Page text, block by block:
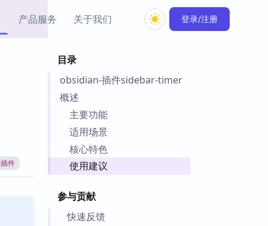
产品服务
Obsidian 教程
关于我们 登录/注册
目录
obsidian-插件sidebar-timer
概述
主要功能
适用场景
核心特色
使用建议
参与贡献
快速反馈
件